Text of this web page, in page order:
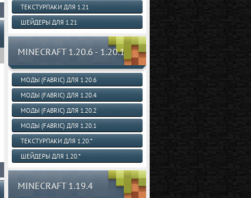
ТЕКСТУРПАКИ ДЛЯ 1.21
ШЕЙДЕРЫ ДЛЯ 1.21
MINECRAFT 1.20.6 - 1.20.1
МОДЫ (FABRIC) ДЛЯ 1.20.6
МОДЫ (FABRIC) ДЛЯ 1.20.4
МОДЫ (FABRIC) ДЛЯ 1.20.2
МОДЫ (FABRIC) ДЛЯ 1.20.1
ТЕКСТУРПАКИ ДЛЯ 1.20.*
ШЕЙДЕРЫ ДЛЯ 1.20.*
MINECRAFT 1.19.4